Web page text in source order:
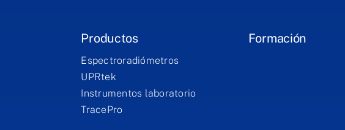
Productos
Espectroradiómetros
UPRtek
Instrumentos laboratorio
TracePro
Formación